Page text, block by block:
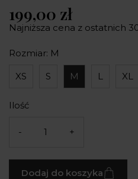
199,00 zł
Najniższa cena z ostatnich
Rozmiar: M
XS S M L XL
Ilość
- +
Dodaj do koszyka